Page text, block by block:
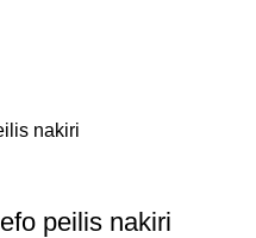
peilis nakiri